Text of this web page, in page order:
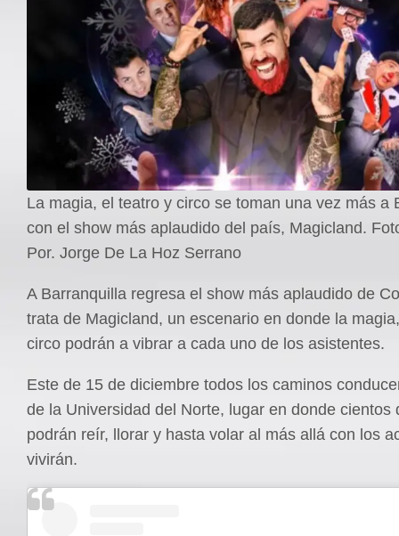
Registro ISSN: 2711-3299
La magia, el teatro y circo se toman una vez más a
con el show más aplaudido del país, Magicland.
Por. Jorge De La Hoz Serrano
A Barranquilla regresa el show más aplaudido de
trata de Magicland, un escenario en donde la
circo podrán a vibrar a cada uno de los asistentes.
Este de 15 de diciembre todos los caminos
de la Universidad del Norte, lugar en donde cientos
podrán reír, llorar y hasta volar al más allá con los
vivirán.